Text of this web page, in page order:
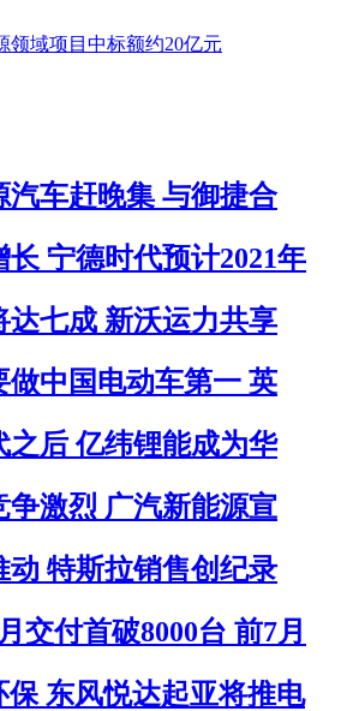
领域项目中标额约20亿元
汽车赶晚集 与御捷合
长 宁德时代预计2021年
达七成 新沃运力共享
做中国电动车第一 英
之后 亿纬锂能成为华
争激烈 广汽新能源宣
动 特斯拉销售创纪录
交付首破8000台 前7月
保 东风悦达起亚将推电